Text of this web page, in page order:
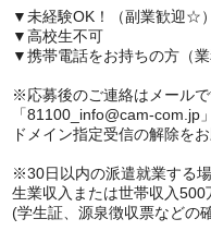
▼未経験OK！（副業歓迎☆）
▼高校生不可
▼携帯電話をお持ちの方（業
※応募後のご連絡はメールで
「81100_info@cam-com.jp
ドメイン指定受信の解除をお
※30日以内の派遣就業する
生業収入または世帯収入
(学生証、源泉徴収票などの